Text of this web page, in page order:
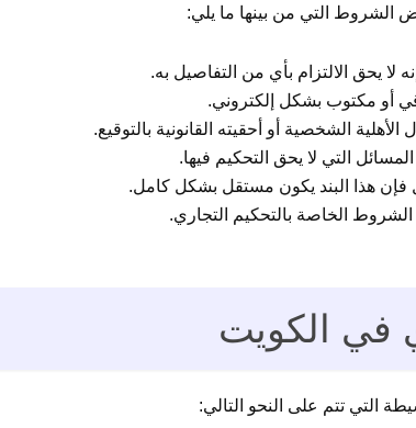
الشروط التي من بينها ما يلي:
يحق الالتزام بأي من التفاصيل به.
أو مكتوب بشكل إلكتروني.
الشخصية أو أحقيته القانونية بالتوقيع.
التي لا يحق التحكيم فيها.
فإن هذا البند يكون مستقل بشكل كامل.
الخاصة بالتحكيم التجاري.
في الكويت
التي تتم على النحو التالي: